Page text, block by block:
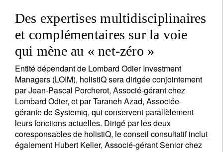
Des expertises multidisciplinaires
et complémentaires sur la voie
qui mène au « net-zéro »
Entité dépendant de Lombard Odier Investment
Managers (LOIM), holistiQ sera dirigée conjointement
par Jean-Pascal Porcherot, Associé-gérant chez
Lombard Odier, et par Taraneh Azad, Associée-
gérante de Systemiq, qui conservent parallèlement
leurs fonctions actuelles. Dirigé par les deux
coresponsables de holistiQ, le conseil consultatif inclut
également Hubert Keller, Associé-gérant Senior chez
S'inscrire à la newsletter
Email